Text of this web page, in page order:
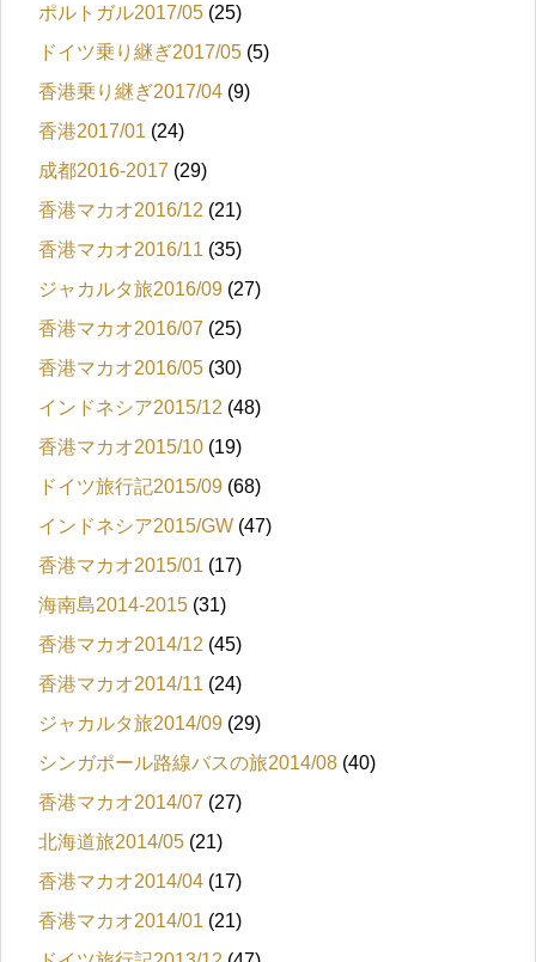
ポルトガル2017/05 (25)
ドイツ乗り継ぎ2017/05 (5)
香港乗り継ぎ2017/04 (9)
香港2017/01 (24)
成都2016-2017 (29)
香港マカオ2016/12 (21)
香港マカオ2016/11 (35)
ジャカルタ旅2016/09 (27)
香港マカオ2016/07 (25)
香港マカオ2016/05 (30)
インドネシア2015/12 (48)
香港マカオ2015/10 (19)
ドイツ旅行記2015/09 (68)
インドネシア2015/GW (47)
香港マカオ2015/01 (17)
海南島2014-2015 (31)
香港マカオ2014/12 (45)
香港マカオ2014/11 (24)
ジャカルタ旅2014/09 (29)
シンガポール路線バスの旅2014/08 (40)
香港マカオ2014/07 (27)
北海道旅2014/05 (21)
香港マカオ2014/04 (17)
香港マカオ2014/01 (21)